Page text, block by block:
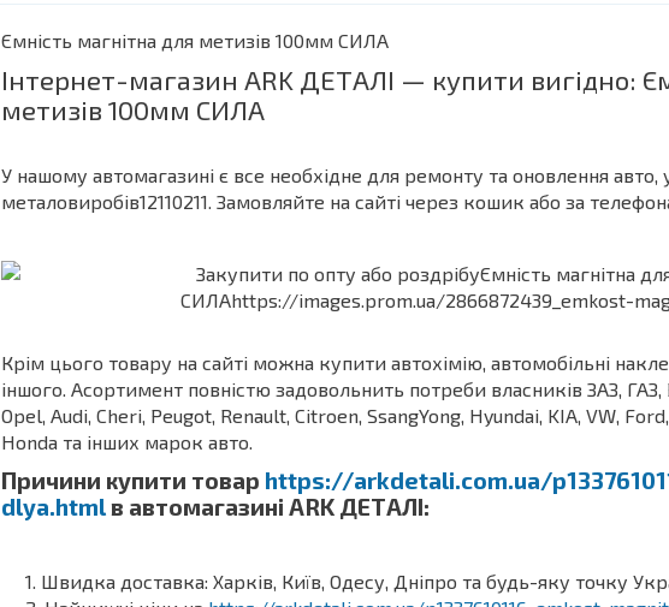
Ємність магнітна для метизів 100мм СИЛА
Інтернет-магазин ARK ДЕТАЛІ — купити вигідно:
метизів 100мм СИЛА
У нашому автомагазині є все необхідне для ремонту та оновлення авто,
металовиробів12110211. Замовляйте на сайті через кошик або за
Крім цього товару на сайті можна купити автохімію, автомобільні
іншого. Асортимент повністю задовольнить потреби власників ЗАЗ,
Opel, Audi, Cheri, Peugot, Renault, Citroen, SsangYong, Hyundai, KIA, VW,
Honda та інших марок авто.
Причини купити товар https://arkdetali.com.ua/
dlya.htmlв автомагазині ARK ДЕТАЛІ:
Швидка доставка: Харків, Київ, Одесу, Дніпро та будь-яку точку